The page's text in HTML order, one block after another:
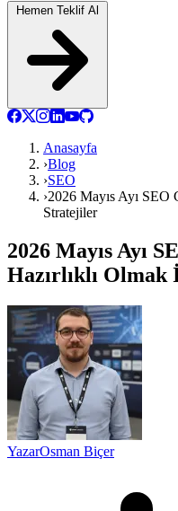
Anasayfa
›Blog
›SEO
›2026 Mayıs Ayı SEO
Stratejiler
2026 Mayıs Ayı
Hazırlıklı
YazarOsman Biçer